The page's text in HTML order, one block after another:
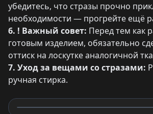
убедитесь, что стразы прочно
необходимости — прогрейте ещё
6. ! Важный совет: Перед тем как
готовым изделием, обязательно
оттиск на лоскутке аналогичной
7. Уход за вещами со стразами:
ручная стирка.